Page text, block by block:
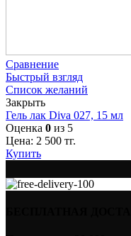
Сравнение
Быстрый взгляд
Список желаний
Закрыть
Гель лак Diva 027, 15 мл
Оценка 0 из 5
Цена: 2 500 тг.
Купить